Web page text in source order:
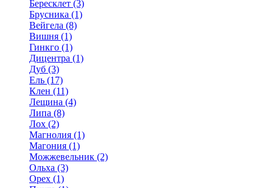
Бересклет (3)
Брусника (1)
Вейгела (8)
Вишня (1)
Гинкго (1)
Дицентра (1)
Дуб (3)
Ель (17)
Клен (11)
Лещина (4)
Липа (8)
Лох (2)
Магнолия (1)
Магония (1)
Можжевельник (2)
Ольха (3)
Орех (1)